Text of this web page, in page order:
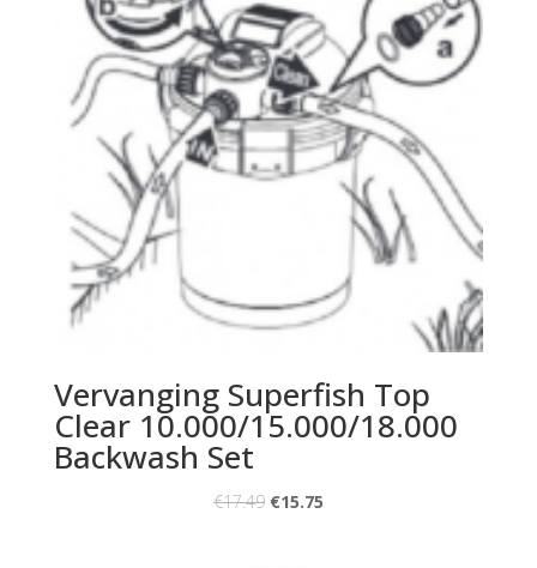
Vervanging Superfish Top
Clear 10.000/15.000/18.000
Backwash Set
€17.49 €15.75